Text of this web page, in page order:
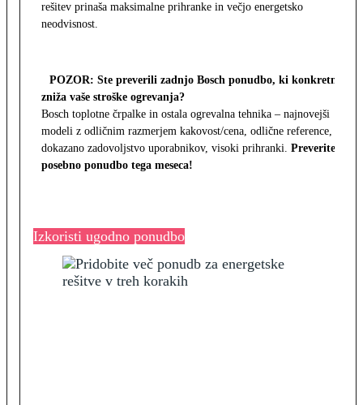
rešitev prinaša maksimalne prihranke in večjo energetsko
neodvisnost.
POZOR: Ste preverili zadnjo Bosch ponudbo, ki konkretno
zniža vaše stroške ogrevanja?
Bosch toplotne črpalke in ostala ogrevalna tehnika – najnovejši
modeli z odličnim razmerjem kakovost/cena, odlične reference,
dokazano zadovoljstvo uporabnikov, visoki prihranki. Preverite
posebno ponudbo tega meseca!
Izkoristi ugodno ponudbo